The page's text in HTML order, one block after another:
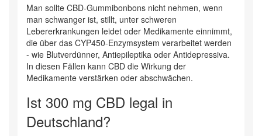
Man sollte CBD-Gummibonbons nicht nehmen, wenn
man schwanger ist, stillt, unter schweren
Lebererkrankungen leidet oder Medikamente einnimmt,
die über das CYP450-Enzymsystem verarbeitet werden
- wie Blutverdünner, Antiepileptika oder Antidepressiva.
In diesen Fällen kann CBD die Wirkung der
Medikamente verstärken oder abschwächen.
Ist 300 mg CBD legal in
Deutschland?